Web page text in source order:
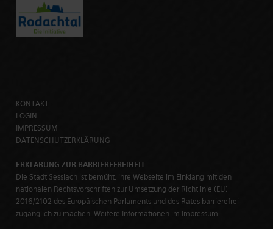
KONTAKT
LOGIN
IMPRESSUM
DATENSCHUTZERKLÄRUNG
ERKLÄRUNG ZUR BARRIEREFREIHEIT
Die Stadt Sesslach ist bemüht, ihre Webseite im Einklang mit den
nationalen Rechtsvorschriften zur Umsetzung der Richtlinie (EU)
2016/2102 des Europäischen Parlaments und des Rates barrierefrei
zugänglich zu machen. Weitere Informationen im Impressum.